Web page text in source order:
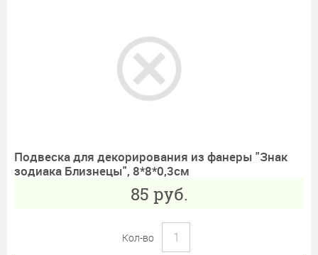
Подвеска для декорирования из фанеры "Знак
зодиака Близнецы", 8*8*0,3см
85 руб.
Кол-во